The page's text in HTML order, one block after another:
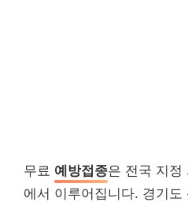
무료 예방접종은 전국 지정
에서 이루어집니다. 경기도